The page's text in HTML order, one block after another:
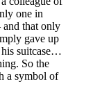
one in
and that only
gave up
suitcase…
So the
a symbol of